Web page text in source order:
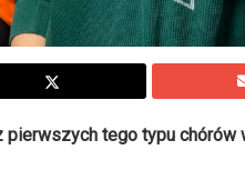
pierwszych tego typu chórów